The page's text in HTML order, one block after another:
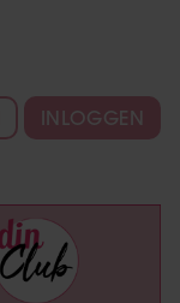
INLOGGEN